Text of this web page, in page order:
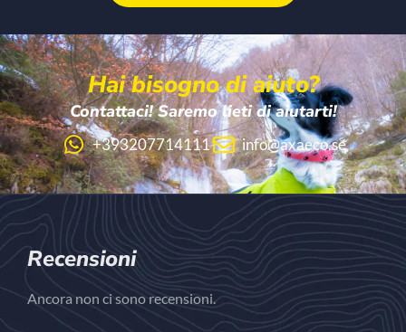
Hai bisogno di aiuto?
Contattaci! Saremo lieti di aiutarti!
+393207714111 info@axaeco.se
Recensioni
Ancora non ci sono recensioni.